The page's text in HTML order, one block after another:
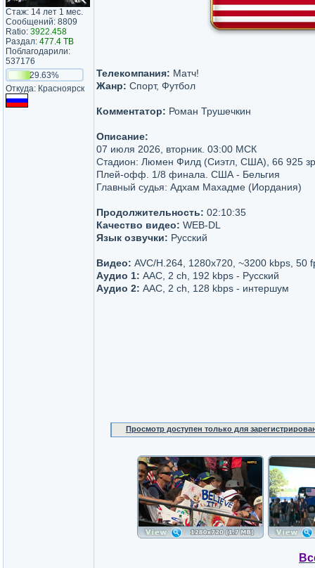
Стаж: 14 лет 1 мес.
Сообщений: 8809
Ratio: 3922.458
Раздал: 477.4 TB
Поблагодарили:
537176
29.63%
Откуда: Красноярск
Телекомпания: Матч!
Жанр: Спорт, Футбол
Комментатор: Роман Трушечкин
Описание:
07 июля 2026, вторник. 03:00 МСК
Стадион: Люмен Филд (Сиэтл, США), 66 925
Плей-офф. 1/8 финала. США - Бельгия
Главный судья: Адхам Махадме (Иордания)
Продолжительность: 02:10:35
Качество видео: WEB-DL
Язык озвучки: Русский
Видео: AVC/H.264, 1280x720, ~3200 kbps, 50
Аудио 1: AAC, 2 ch, 192 kbps - Русский
Аудио 2: AAC, 2 ch, 128 kbps - интершум
Просмотр доступен только для